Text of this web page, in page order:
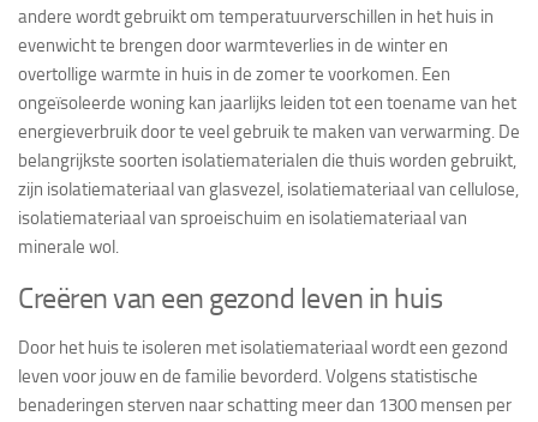
andere wordt gebruikt om temperatuurverschillen in het huis in
evenwicht te brengen door warmteverlies in de winter en
overtollige warmte in huis in de zomer te voorkomen. Een
ongeïsoleerde woning kan jaarlijks leiden tot een toename van het
energieverbruik door te veel gebruik te maken van verwarming. De
belangrijkste soorten isolatiematerialen die thuis worden gebruikt,
zijn isolatiemateriaal van glasvezel, isolatiemateriaal van cellulose,
isolatiemateriaal van sproeischuim en isolatiemateriaal van
minerale wol.
Creëren van een gezond leven in huis
Door het huis te isoleren met isolatiemateriaal wordt een gezond
leven voor jouw en de familie bevorderd. Volgens statistische
benaderingen sterven naar schatting meer dan 1300 mensen per